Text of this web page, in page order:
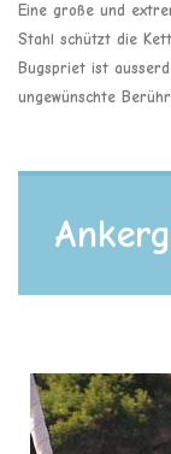
Eine große und
Stahl schützt die
Bugspriet ist
ungewünschte